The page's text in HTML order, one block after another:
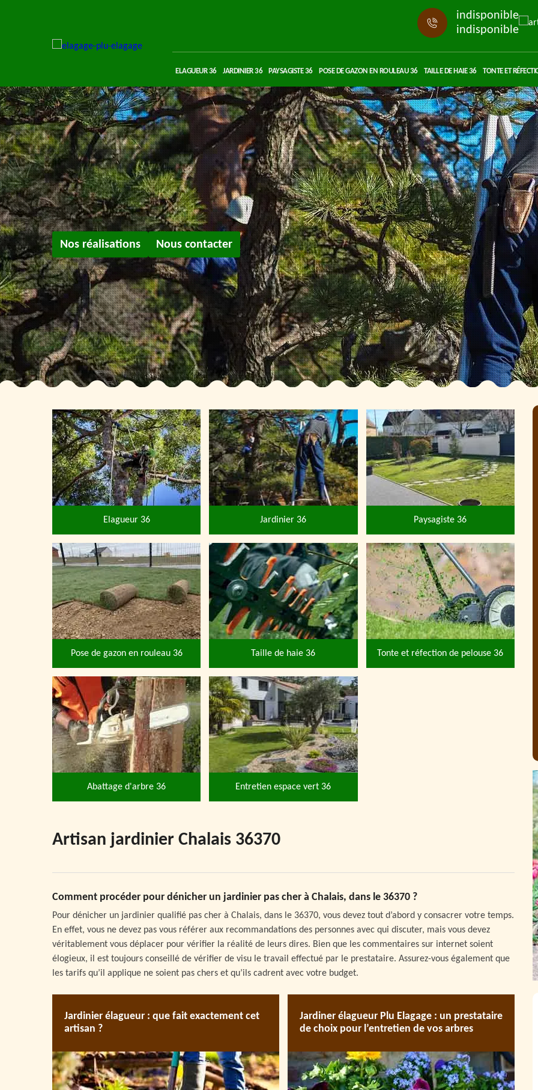
indisponible
indisponible
ELAGUEUR 36 JARDINIER 36 PAYSAGISTE 36 POSE DE GAZON EN ROULEAU 36 TAILLE DE HAIE 36 TONTE ET
Nos réalisations Nous contacter
Elagueur 36 Jardinier 36 Paysagiste 36
Pose de gazon en rouleau 36 Taille de haie 36 Tonte et réfection de pelouse 36
Abattage d'arbre 36 Entretien espace vert 36
Artisan jardinier Chalais 36370
Comment procéder pour dénicher un jardinier pas cher à Chalais, dans le 36370 ?
Pour dénicher un jardinier qualifié pas cher à Chalais, dans le 36370, vous devez tout d’abord y consacrer votre temps.
En effet, vous ne devez pas vous référer aux recommandations des personnes avec qui discuter, mais vous devez
véritablement vous déplacer pour vérifier la réalité de leurs dires. Bien que les commentaires sur internet soient
élogieux, il est toujours conseillé de vérifier de visu le travail effectué par le prestataire. Assurez-vous également que
les tarifs qu’il applique ne soient pas chers et qu’ils cadrent avec votre budget.
Jardinier élagueur : que fait exactement cet
artisan ?
Jardiner élagueur Plu Elagage : un prestataire
de choix pour l’entretien de vos arbres